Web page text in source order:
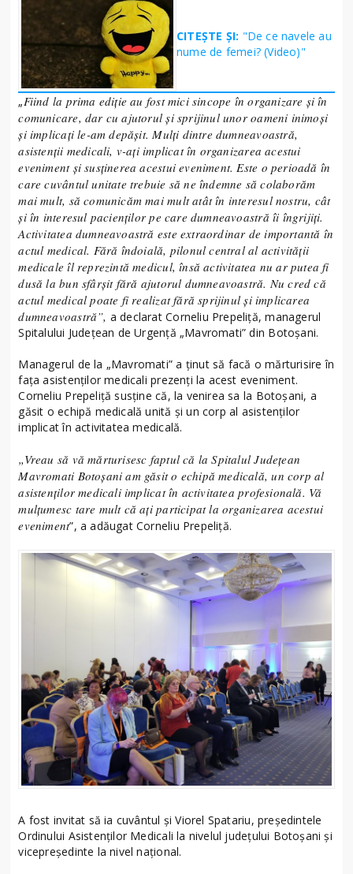
CITEȘTE ȘI: "De ce navele au
nume de femei? (Video)"
„Fiind la prima ediție au fost mici sincope în organizare și în
comunicare, dar cu ajutorul și sprijinul unor oameni inimoși
și implicați le-am depășit. Mulți dintre dumneavoastră,
asistenții medicali, v-ați implicat în organizarea acestui
eveniment și susținerea acestui eveniment. Este o perioadă în
care cuvântul unitate trebuie să ne îndemne să colaborăm
mai mult, să comunicăm mai mult atât în interesul nostru, cât
și în interesul pacienților pe care dumneavoastră îi îngrijiți.
Activitatea dumneavoastră este extraordinar de importantă în
actul medical. Fără îndoială, pilonul central al activității
medicale îl reprezintă medicul, însă activitatea nu ar putea fi
dusă la bun sfârșit fără ajutorul dumneavoastră. Nu cred că
actul medical poate fi realizat fără sprijinul și implicarea
dumneavoastră”, a declarat Corneliu Prepeliță, managerul
Spitalului Județean de Urgență „Mavromati” din Botoșani.
Managerul de la „Mavromati” a ținut să facă o mărturisire în
fața asistenților medicali prezenți la acest eveniment.
Corneliu Prepeliță susține că, la venirea sa la Botoșani, a
găsit o echipă medicală unită și un corp al asistenților
implicat în activitatea medicală.
„Vreau să vă mărturisesc faptul că la Spitalul Județean
Mavromati Botoșani am găsit o echipă medicală, un corp al
asistenților medicali implicat în activitatea profesională. Vă
mulțumesc tare mult că ați participat la organizarea acestui
eveniment”, a adăugat Corneliu Prepeliță.
A fost invitat să ia cuvântul și Viorel Spatariu, președintele
Ordinului Asistenților Medicali la nivelul județului Botoșani și
vicepreședinte la nivel național.